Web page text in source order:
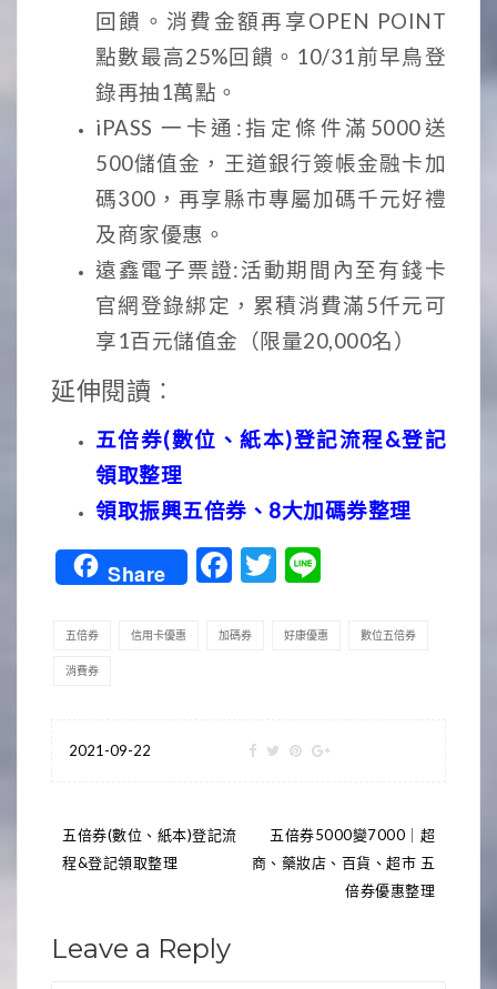
回饋。消費金額再享OPEN POINT
點數最高25%回饋。10/31前早鳥登
錄再抽1萬點。
iPASS 一卡通:指定條件滿5000送
500儲值金，王道銀行簽帳金融卡加
碼300，再享縣市專屬加碼千元好禮
及商家優惠。
遠鑫電子票證:活動期間內至有錢卡
官網登錄綁定，累積消費滿5仟元可
享1百元儲值金（限量20,000名）
延伸閱讀︰
五倍券(數位、紙本)登記流程&登記
領取整理
領取振興五倍券、8大加碼券整理
Share Facebook
Twitter
Line
五倍券 信用卡優惠 加碼券 好康優惠 數位五倍券
消費券
2021-09-22
文
章
覽
五倍券(數位、紙本)登記流
程&登記領取整理
五倍券5000變7000｜超
商、藥妝店、百貨、超市 五
倍券優惠整理
Leave a Reply